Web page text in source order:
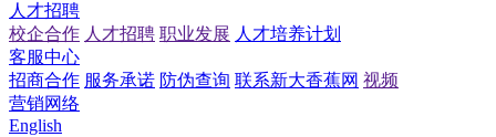
人才招聘
校企合作 人才招聘 职业发展 人才培养计划
客服中心
招商合作 服务承诺 防伪查询 联系新大香蕉网 视频
营销网络
English